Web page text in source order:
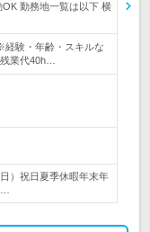
勤務地一覧は以下 横
経験・年齢・スキルな
業代40h…
）祝日夏季休暇年末年